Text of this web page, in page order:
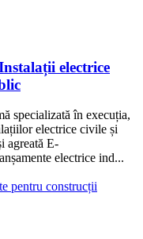
electrice
specializată în execuția,
electrice civile și
agreată E-
electrice ind...